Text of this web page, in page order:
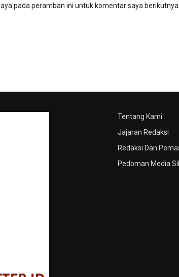
pada peramban ini untuk komentar saya berikutnya.
Tentang Kami
Jajaran Redaksi
Redaksi Dan
Pedoman Media